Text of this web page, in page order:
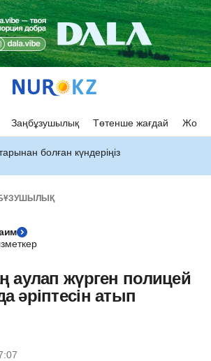
Заңбұзушылық Төтенше жағдай Жол
болған күндеріңіз
аулап жүрген полицей
әріптесін атып